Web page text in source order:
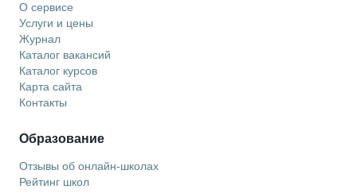
О сервисе
Услуги и цены
Журнал
Каталог вакансий
Каталог курсов
Карта сайта
Контакты
Образование
Отзывы об онлайн-школах
Рейтинг школ